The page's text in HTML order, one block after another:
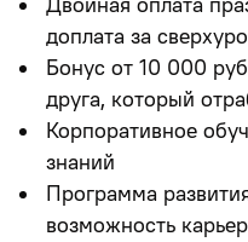
доплата за
Бонус от 10 000
друга, который
Корпоративное
знаний
Программа
возможность